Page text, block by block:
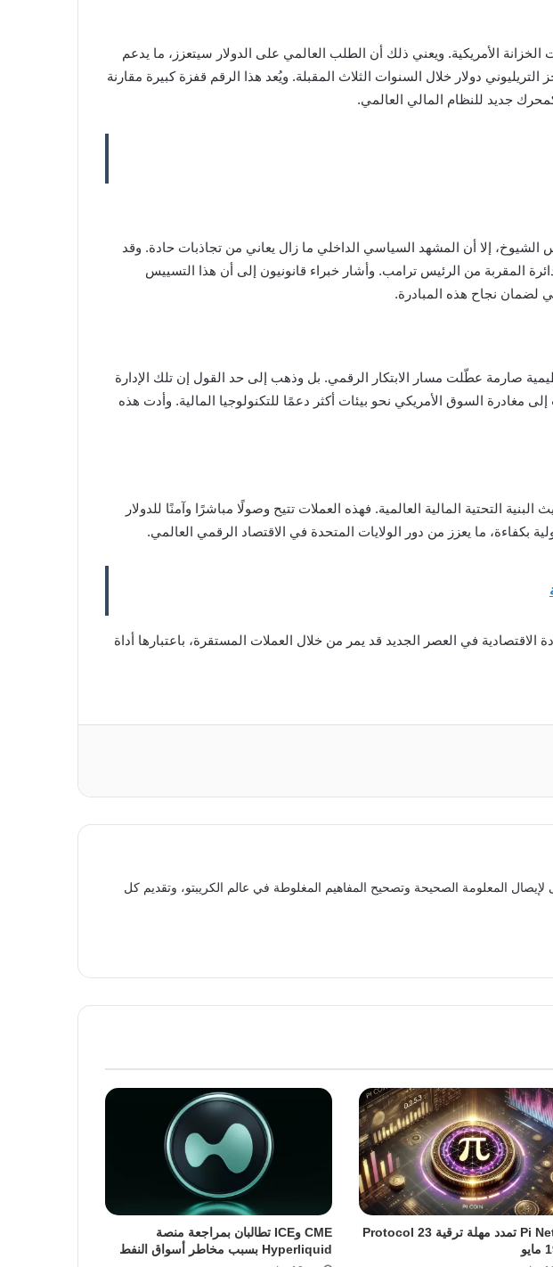
الأمريكية. ويعني ذلك أن الطلب العالمي على الدولار سيتعزز، ما يدعم
دولار خلال السنوات الثلاث المقبلة. ويُعد هذا الرقم قفزة كبيرة مقارنة
إلا أن المشهد السياسي الداخلي ما زال يعاني من تجاذبات حادة. وقد
المقربة من الرئيس ترامب. وأشار خبراء قانونيون إلى أن هذا التسييس
لضمان نجاح هذه المبادرة.
صارمة عطّلت مسار الابتكار الرقمي. بل وذهب إلى حد القول إن تلك الإدارة
السوق الأمريكي نحو بيئات أكثر دعمًا للتكنولوجيا المالية. وأدت هذه
التحتية المالية العالمية. فهذه العملات تتيح وصولًا مباشرًا وآمنًا للدولار
بكفاءة، ما يعزز من دور الولايات المتحدة في الاقتصاد الرقمي العالمي.
في العصر الجديد قد يمر من خلال العملات المستقرة، باعتبارها أداة
المعلومة الصحيحة وتصحيح المفاهيم المغلوطة في عالم الكريبتو، وتقديم كل
Pi Network تمدد مهلة ترقية Protocol 23
CME وICE تطالبان بمراجعة منصة
Hyperliquid بسبب مخاطر أسواق النفط